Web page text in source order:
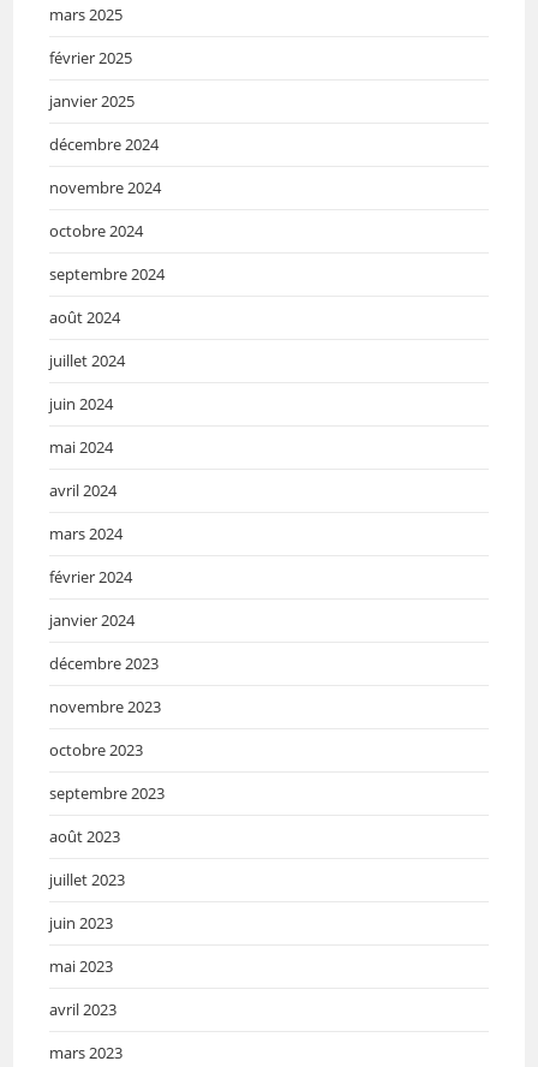
mars 2025
février 2025
janvier 2025
décembre 2024
novembre 2024
octobre 2024
septembre 2024
août 2024
juillet 2024
juin 2024
mai 2024
avril 2024
mars 2024
février 2024
janvier 2024
décembre 2023
novembre 2023
octobre 2023
septembre 2023
août 2023
juillet 2023
juin 2023
mai 2023
avril 2023
mars 2023